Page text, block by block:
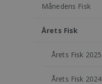
Månedens Fisk
Årets Fisk
Årets Fisk 2025
Årets Fisk 2024